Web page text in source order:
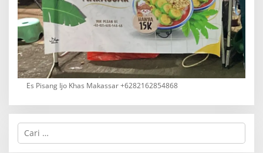
Es Pisang Ijo Khas Makassar +6282162854868
C